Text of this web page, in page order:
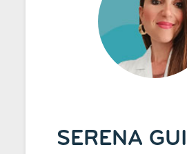
SERENA